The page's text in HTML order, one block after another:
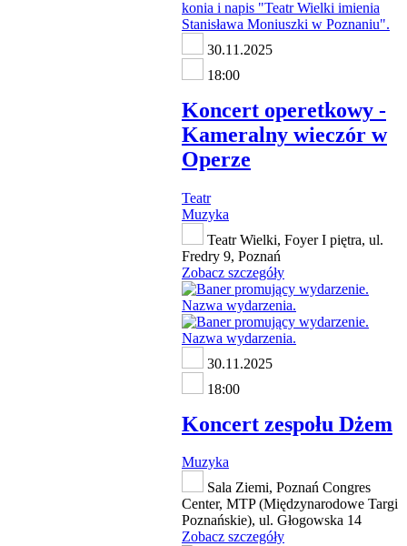
30.11.2025
18:00
Koncert operetkowy -
Kameralny wieczór w
Operze
Teatr
Muzyka
Teatr Wielki, Foyer I piętra, ul.
Fredry 9, Poznań
Zobacz szczegóły
30.11.2025
18:00
Koncert zespołu Dżem
Muzyka
Sala Ziemi, Poznań Congres
Center, MTP (Międzynarodowe Targi
Poznańskie), ul. Głogowska 14
Zobacz szczegóły